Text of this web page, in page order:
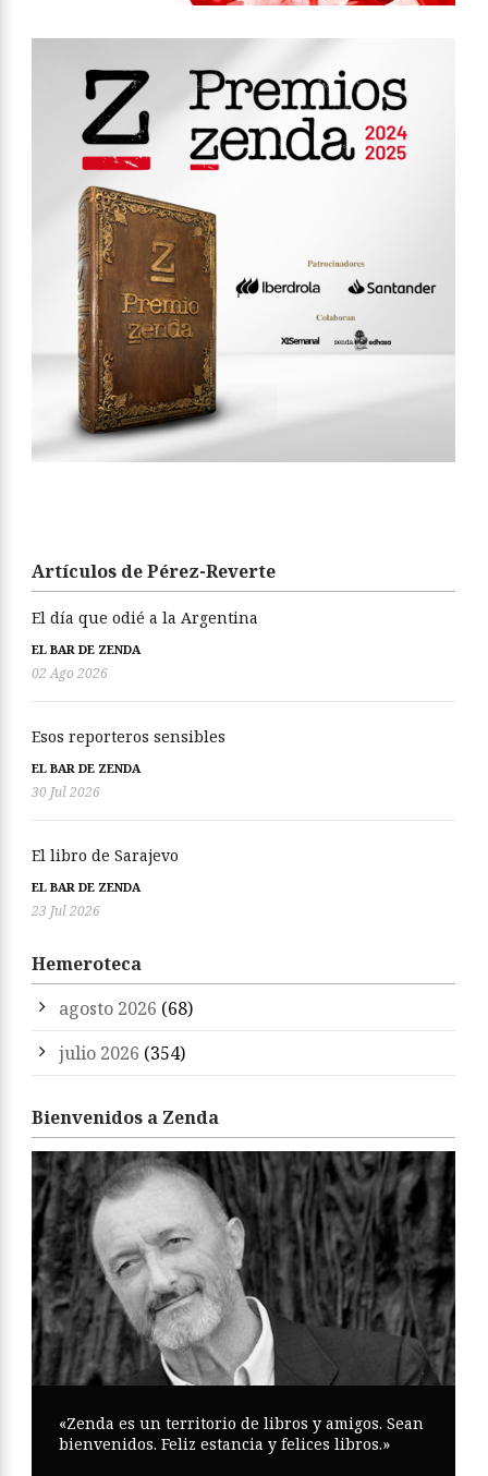
Artículos de Pérez-Reverte
El día que odié a la Argentina
EL BAR DE ZENDA
02 Ago 2026
Esos reporteros sensibles
EL BAR DE ZENDA
30 Jul 2026
El libro de Sarajevo
EL BAR DE ZENDA
23 Jul 2026
Hemeroteca
agosto 2026 (68)
julio 2026 (354)
Bienvenidos a Zenda
«Zenda es un territorio de libros y amigos. Sean
bienvenidos. Feliz estancia y felices libros.»